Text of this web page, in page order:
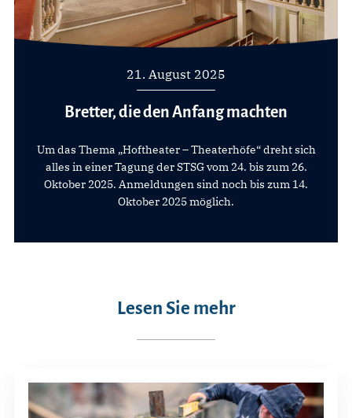
21. August 2025
Bretter, die den Anfang machten
Um das Thema „Hoftheater – Theaterhöfe“ dreht sich
alles in einer Tagung der STSG vom 24. bis zum 26.
Oktober 2025. Anmeldungen sind noch bis zum 14.
Oktober 2025 möglich.
Lesen Sie mehr